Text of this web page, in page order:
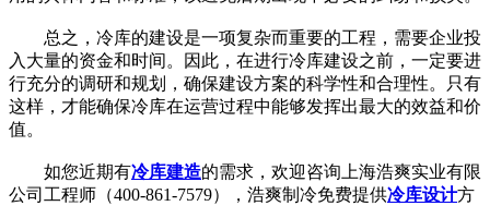
总之，冷库的建设是一项复杂而重要的工程，需要企业投
入大量的资金和时间。因此，在进行冷库建设之前，一定要进
行充分的调研和规划，确保建设方案的科学性和合理性。只有
这样，才能确保冷库在运营过程中能够发挥出最大的效益和价
值。
如您近期有冷库建造的需求，欢迎咨询上海浩爽实业有限
公司工程师（400-861-7579），浩爽制冷免费提供冷库设计方